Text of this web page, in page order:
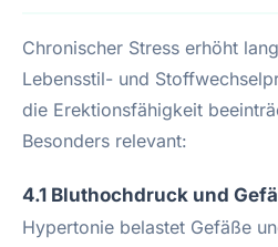
Chronischer Stress erhöht
Lebensstil- und
die Erektionsfähigkeit
Besonders relevant:
4.1 Bluthochdruck und
Hypertonie belastet Gefäße